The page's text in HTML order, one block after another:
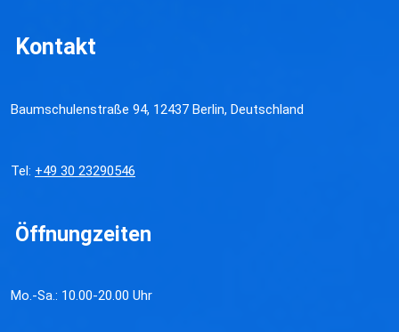
Kontakt
Baumschulenstraße 94, 12437 Berlin, Deutschland
Tel: +49 30 23290546
Öffnungzeiten
Mo.-Sa.: 10.00-20.00 Uhr